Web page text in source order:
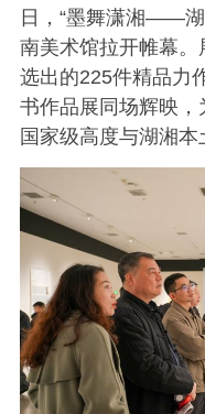
日，“墨舞潇湘——湖
南美术馆拉开帷幕
选出的225件精品力
书作品展同场辉映
国家级高度与湖湘本